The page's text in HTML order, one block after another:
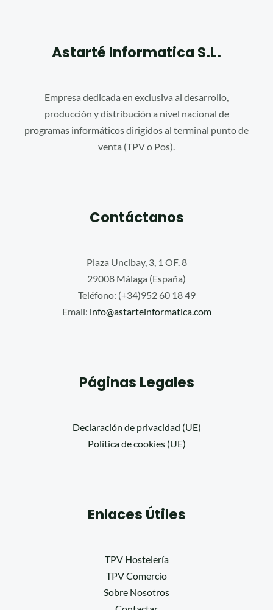
Astarté Informatica S.L.
Empresa dedicada en exclusiva al desarrollo,
producción y distribución a nivel nacional de
programas informáticos dirigidos al terminal punto de
venta (TPV o Pos).
Contáctanos
Plaza Uncibay, 3, 1 OF. 8
29008 Málaga (España)
Teléfono: (+34)952 60 18 49
Email: info@astarteinformatica.com
Páginas Legales
Declaración de privacidad (UE)
Política de cookies (UE)
Enlaces Útiles
TPV Hostelería
TPV Comercio
Sobre Nosotros